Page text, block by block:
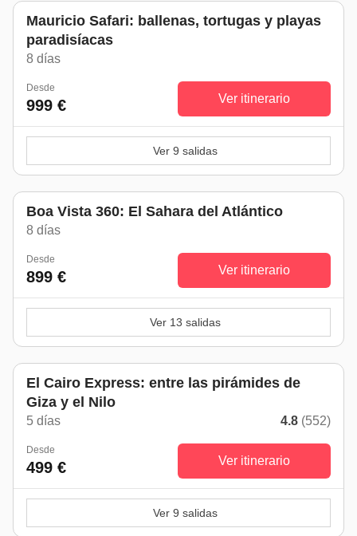
Mauricio Safari: ballenas, tortugas y playas
paradisíacas
8 días
Desde
999 € Ver itinerario
Ver 9 salidas
Boa Vista 360: El Sahara del Atlántico
8 días
Desde
899 € Ver itinerario
Ver 13 salidas
El Cairo Express: entre las pirámides de
Giza y el Nilo
5 días 4.8 (552)
Desde
499 € Ver itinerario
Ver 9 salidas